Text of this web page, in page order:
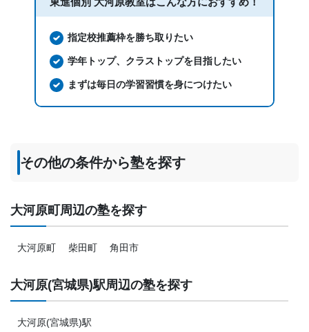
指定校推薦枠を勝ち取りたい
学年トップ、クラストップを目指したい
まずは毎日の学習習慣を身につけたい
その他の条件から塾を探す
大河原町周辺の塾を探す
大河原町 柴田町 角田市
大河原(宮城県)駅周辺の塾を探す
大河原(宮城県)駅